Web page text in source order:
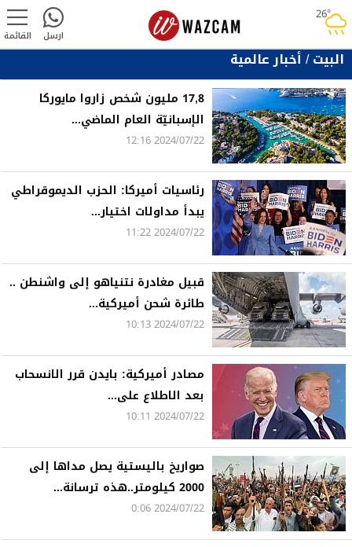
26°rainy القائمة ارسل
البيت/أخبار عالمية
17,8 مليون شخص زاروا مايوركا
الإسبانيّة العام الماضي...
2024/07/22 12:16
رئاسيات أميركا: الحزب الديموقراطي
يبدأ مداولات اختيار...
2024/07/22 11:22
قبيل مغادرة نتنياهو إلى واشنطن ..
طائرة شحن أميركية...
2024/07/22 10:13
مصادر أميركية: بايدن قرر الانسحاب
بعد الاطلاع على...
2024/07/22 10:11
صواريخ باليستية يصل مداها إلى
2000 كيلومتر..هذه ترسانة...
2024/07/22 0:06